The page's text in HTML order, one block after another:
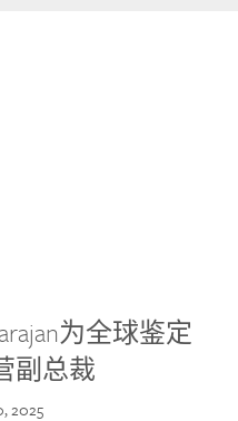
为全球鉴定
副总裁
2025